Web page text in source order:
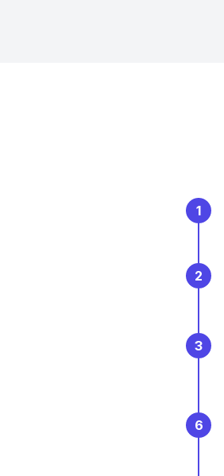
1
2
3
6